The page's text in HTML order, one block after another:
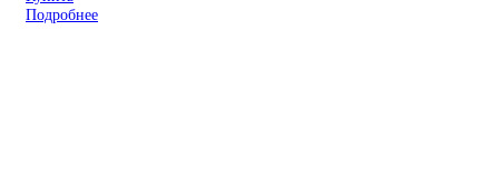
Подробнее